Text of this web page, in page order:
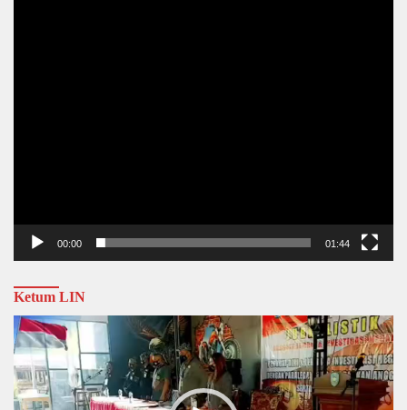
00:00 01:44
Ketum LIN
Video
Player